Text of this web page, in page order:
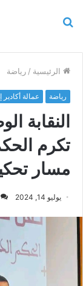
الرئيسية / رياضة
رياضة عمالة أكادير
النقابة
تكرم
مسار تحكيمي
يوليو 14, 2024